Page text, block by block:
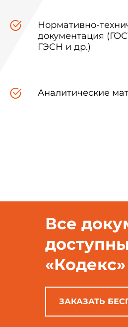
Нормативно-
документация
ГЭСН и др.)
Аналитические
Все
«Кодекс»
ЗАКАЗАТЬ